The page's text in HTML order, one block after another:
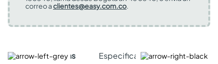
correo aclientes@easy.com.co.
Características Especificaciones Técnicas